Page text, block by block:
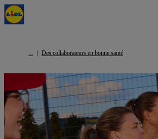
Des collaborateurs en bonne santé